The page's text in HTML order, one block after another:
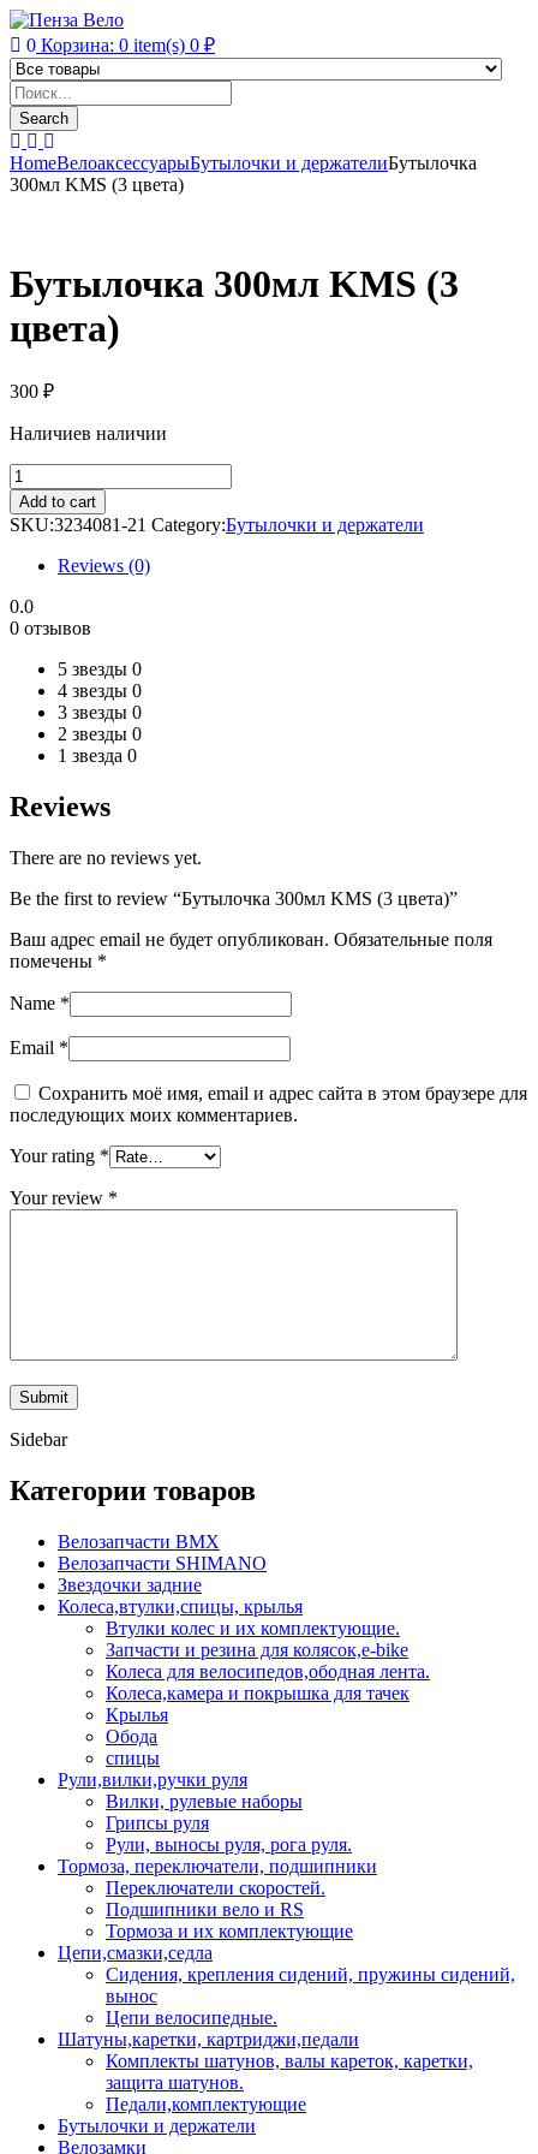
0 Корзина: 0 item(s) 0 ₽
Products
search
Search
HomeВелоаксессуарыБутылочки и держателиБутылочка
300мл KMS (3 цвета)
Бутылочка 300мл KMS (3
цвета)
300 ₽
Наличиев наличии
Бутылочка
300мл
KMS
(3
цвета)
quantity
Add to cart
SKU:3234081-21 Category:Бутылочки и держатели
Reviews (0)
0.0
0 отзывов
5 звезды 0
4 звезды 0
3 звезды 0
2 звезды 0
1 звезда 0
Reviews
There are no reviews yet.
Be the first to review “Бутылочка 300мл KMS (3 цвета)”
Ваш адрес email не будет опубликован. Обязательные поля
помечены *
Name *
Email *
Сохранить моё имя, email и адрес сайта в этом браузере для
последующих моих комментариев.
Your rating *
Your review *
Sidebar
Категории товаров
Велозапчасти BMX
Велозапчасти SHIMANO
Звездочки задние
Колеса,втулки,спицы, крылья
Втулки колес и их комплектующие.
Запчасти и резина для колясок,e-bike
Колеса для велосипедов,ободная лента.
Колеса,камера и покрышка для тачек
Крылья
Обода
спицы
Рули,вилки,ручки руля
Вилки, рулевые наборы
Грипсы руля
Рули, выносы руля, рога руля.
Тормоза, переключатели, подшипники
Переключатели скоростей.
Подшипники вело и RS
Тормоза и их комплектующие
Цепи,смазки,седла
Сидения, крепления сидений, пружины сидений,
вынос
Цепи велосипедные.
Шатуны,каретки, картриджи,педали
Комплекты шатунов, валы кареток, каретки,
защита шатунов.
Педали,комплектующие
Бутылочки и держатели
Велозамки